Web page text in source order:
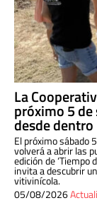
La
próximo 5
desde dentro
El próximo sábado
volverá a abrir las
edición de ‘Tiempo
invita a descubrir
vitivinícola.
05/08/2026